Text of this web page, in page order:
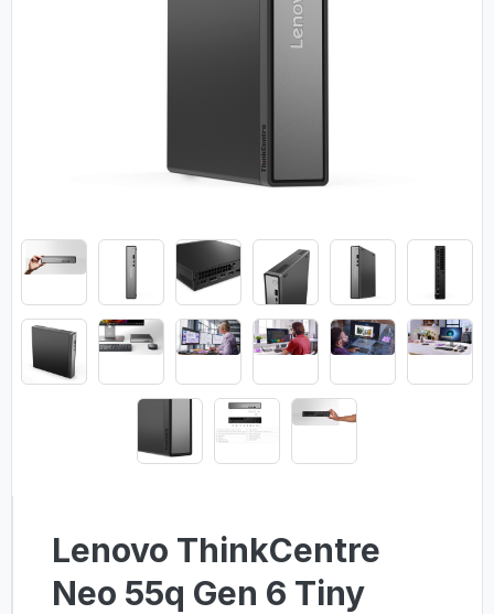
Lenovo ThinkCentre
Neo 55q Gen 6 Tiny